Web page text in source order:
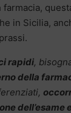
in Sicilia,
rapidi,
della
dell’esame